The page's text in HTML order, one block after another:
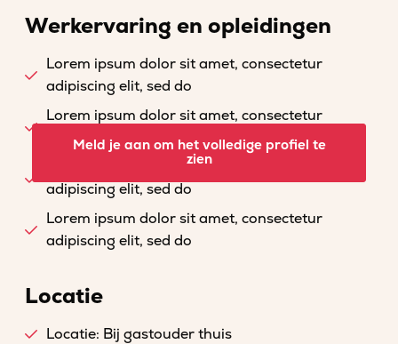
Werkervaring en opleidingen
Lorem ipsum dolor sit amet, consectetur
adipiscing elit, sed do
Lorem ipsum dolor sit amet, consectetur
adipiscing elit, sed do
Lorem ipsum dolor sit amet, consectetur
adipiscing elit, sed do
Lorem ipsum dolor sit amet, consectetur
adipiscing elit, sed do
Meld je aan om het volledige profiel te
zien
Locatie
Locatie: Bij gastouder thuis